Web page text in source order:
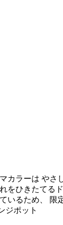
カラーは やさ
をひきたてる
いるため、 限
ジポット